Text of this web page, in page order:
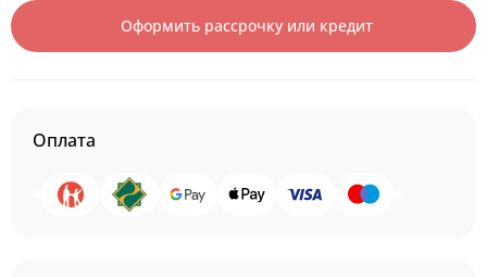
Оформить рассрочку или кредит
Оплата